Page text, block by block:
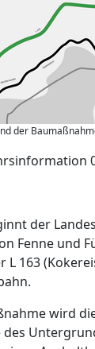
der
der
Fenne und
L 163
wird
des